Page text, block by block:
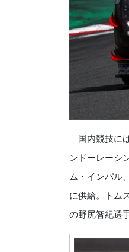
国内競技に
ンドーレーシ
ム・インパル
に供給。トム
の野尻智紀選